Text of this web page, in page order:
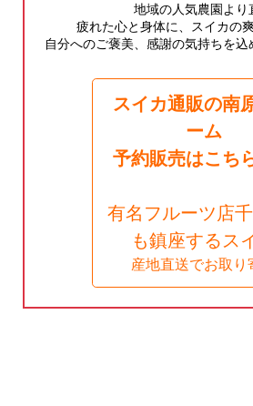
地域の人気農園より
疲れた心と身体に、スイカの
自分へのご褒美、感謝の気持ちを込
スイカ通販の南
ーム
予約販売はこち
有名フルーツ店
も鎮座するス
産地直送でお取り